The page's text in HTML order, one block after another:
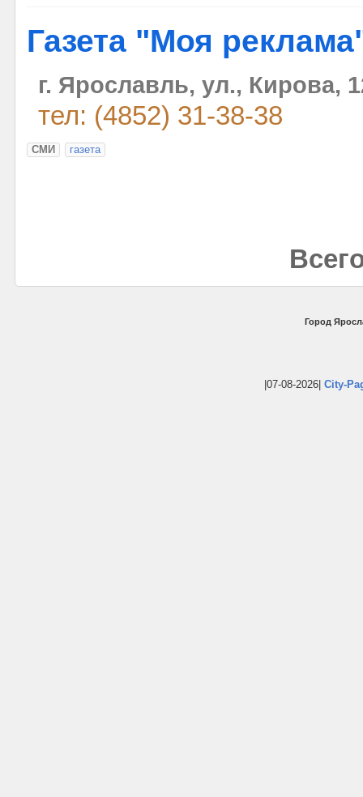
Газета "Моя
г. Ярославль, ул., Кирова,
тел: (4852) 31-38-38
СМИ газета
Город
|07-08-2026| City-